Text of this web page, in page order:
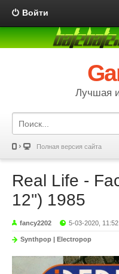
Войти
Лучшая
Полная версия сайта
Real Life -
12'') 1985
fancy2202 5-03-2020, 11:52
Synthpop | Electropop